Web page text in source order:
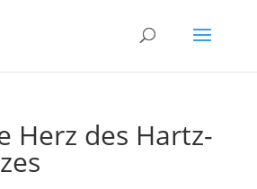
Herz des Hartz-